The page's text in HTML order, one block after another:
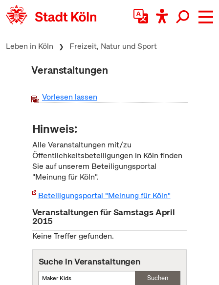
zum Inhalt springen
Leben in Köln Freizeit, Natur und Sport
Veranstaltungen
Vorlesen lassen
Hinweis:
Alle Veranstaltungen mit/zu
Öffentlichkeitsbeteiligungen in Köln finden
Sie auf unserem Beteiligungsportal
"Meinung für Köln".
Beteiligungsportal "Meinung für Köln"
Veranstaltungen für Samstags April
2015
Keine Treffer gefunden.
Suche in Veranstaltungen
Suchen